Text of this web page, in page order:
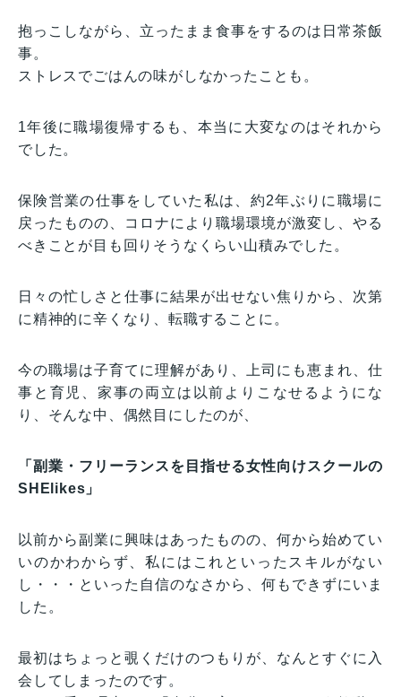
抱っこしながら、立ったまま食事をするのは日常茶飯
事。
ストレスでごはんの味がしなかったことも。
1年後に職場復帰するも、本当に大変なのはそれから
でした。
保険営業の仕事をしていた私は、約2年ぶりに職場に
戻ったものの、コロナにより職場環境が激変し、やる
べきことが目も回りそうなくらい山積みでした。
日々の忙しさと仕事に結果が出せない焦りから、次第
に精神的に辛くなり、転職することに。
今の職場は子育てに理解があり、上司にも恵まれ、仕
事と育児、家事の両立は以前よりこなせるようにな
り、そんな中、偶然目にしたのが、
「副業・フリーランスを目指せる女性向けスクールの
SHElikes」
以前から副業に興味はあったものの、何から始めてい
いのかわからず、私にはこれといったスキルがない
し・・・といった自信のなさから、何もできずにいま
した。
最初はちょっと覗くだけのつもりが、なんとすぐに入
会してしまったのです。